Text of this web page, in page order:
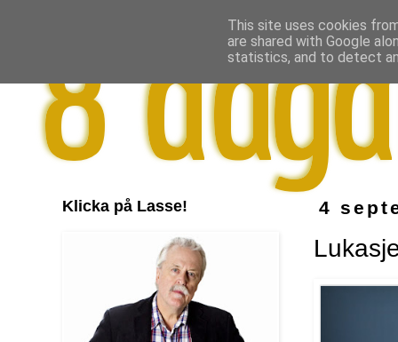
4
Klicka på Lasse!
This site uses cookies
are shared with Google
statistics, and to detect